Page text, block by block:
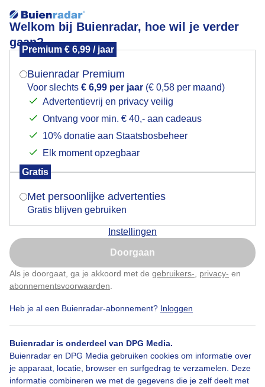
Welkom bij Buienradar, hoe wil je verder
gaan?
Premium € 6,99 / jaar
Buienradar Premium
Voor slechts € 6,99 per jaar (€ 0,58 per maand)
Advertentievrij en privacy veilig
Ontvang voor min. € 40,- aan cadeaus
10% donatie aan Staatsbosbeheer
Elk moment opzegbaar
Gratis
Met persoonlijke advertenties
Gratis blijven gebruiken
Instellingen
Doorgaan
Als je doorgaat, ga je akkoord met de gebruikers- privacy- en
abonnementsvoorwaarden
Heb je al een Buienradar-abonnement? Inloggen
Buienradar is onderdeel van DPG Media.
Buienradar en DPG Media gebruiken cookies om informatie over
je apparaat, locatie, browser en surfgedrag te verzamelen. Deze
informatie combineren we met de gegevens die je zelf deelt met
Koeien in de wei
Door: Trudy Fortuijn - van Es Gemaakt: 03-08-2025, 74x bekeken
Wolken Wind Dieren
Bekijk slideshow
Mogen we je locatie gebruiken voor het
Indien je hier nog geen akkoord op hebt gegeven,
verschijnt er zo een pop-up uit je browser waarin
Is goed, toon de popup
Nu niet, misschien later
Klik hierom dit aan te passen